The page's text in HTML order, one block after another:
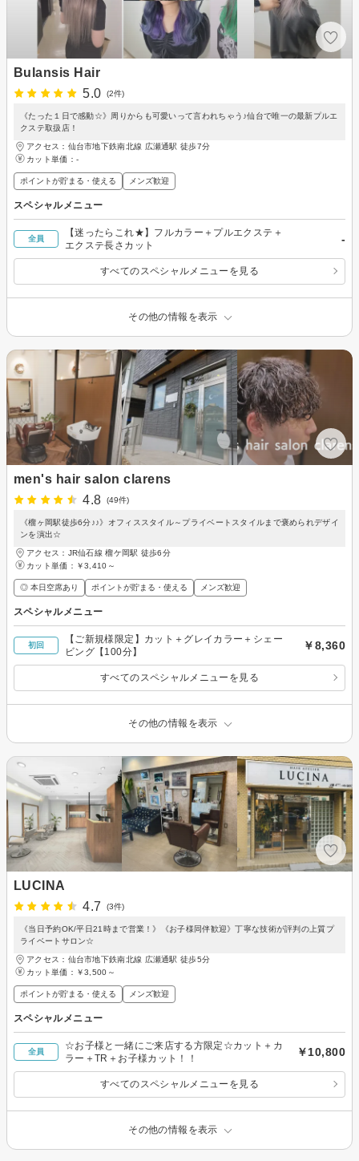
Bulansis Hair
5.0
(2件)
《たった１日で感動☆》周りからも可愛いって言われちゃう♪仙台で唯一の最新プルエ
クステ取扱店！
アクセス：仙台市地下鉄南北線 広瀬通駅 徒歩7分
カット単価： -
ポイントが貯まる・使える メンズ歓迎
スペシャルメニュー
全員
【迷ったらこれ★】フルカラー＋プルエクステ＋
エクステ長さカット
-
すべてのスペシャルメニューを見る
その他の情報を表示
men's hair salon clarens
4.8
(49件)
《榴ヶ岡駅徒歩6分♪♪》オフィススタイル～プライベートスタイルまで褒められデザイ
ンを演出☆
アクセス：JR仙石線 榴ケ岡駅 徒歩6分
カット単価： ￥3,410～
◎ 本日空席あり ポイントが貯まる・使える メンズ歓迎
スペシャルメニュー
初回
【ご新規様限定】カット＋グレイカラー＋シェー
ビング【100分】
￥8,360
すべてのスペシャルメニューを見る
その他の情報を表示
LUCINA
4.7
(3件)
《当日予約OK/平日21時まで営業！》《お子様同伴歓迎》丁寧な技術が評判の上質プ
ライベートサロン☆
アクセス：仙台市地下鉄南北線 広瀬通駅 徒歩5分
カット単価： ￥3,500～
ポイントが貯まる・使える メンズ歓迎
スペシャルメニュー
全員
☆お子様と一緒にご来店する方限定☆カット＋カ
ラー＋TR＋お子様カット！！
￥10,800
すべてのスペシャルメニューを見る
その他の情報を表示